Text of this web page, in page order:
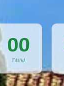
00
שעות